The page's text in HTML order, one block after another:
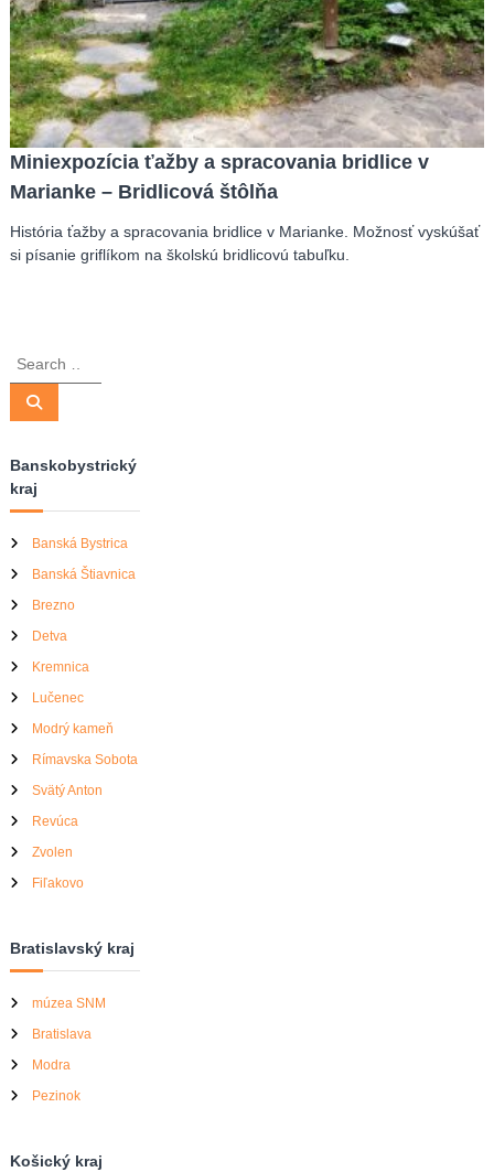
Miniexpozícia ťažby a spracovania bridlice v
Marianke – Bridlicová štôlňa
História ťažby a spracovania bridlice v Marianke. Možnosť vyskúšať
si písanie griflíkom na školskú bridlicovú tabuľku.
r
h
f
o
r
S
h
Banskobystrický
kraj
Banská Bystrica
Banská Štiavnica
Brezno
Detva
Kremnica
Lučenec
Modrý kameň
Rímavska Sobota
Svätý Anton
Revúca
Zvolen
Fiľakovo
Bratislavský kraj
múzea SNM
Bratislava
Modra
Pezinok
Košický kraj